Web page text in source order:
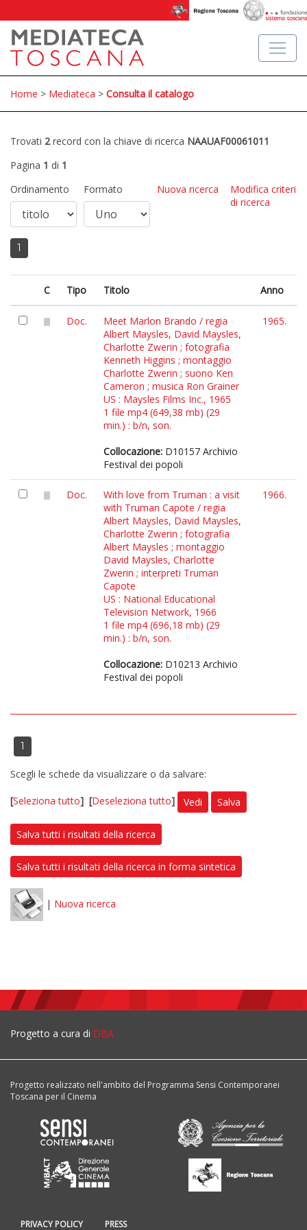
Home > Mediateca > Consulta il catalogo
Trovati 2record con la chiave di ricerca NAAUAF00061011
Pagina 1 di 1
Ordinamento
Formato Nuova ricerca
Modifica criteri
di ricerca
1
C Tipo Titolo Anno
Doc.
Meet Marlon Brando / regia
Albert Maysles, David Maysles,
Charlotte Zwerin ; fotografia
Kenneth Higgins ; montaggio
Charlotte Zwerin ; suono Ken
Cameron ; musica Ron Grainer
US : Maysles Films Inc., 1965
1 file mp4 (649,38 mb) (29
min.) : b/n, son.
Collocazione: D10157 Archivio
Festival dei popoli
1965.
Doc.
With love from Truman : a visit
with Truman Capote / regia
Albert Maysles, David Maysles,
Charlotte Zwerin ; fotografia
Albert Maysles ; montaggio
David Maysles, Charlotte
Zwerin ; interpreti Truman
Capote
US : National Educational
Television Network, 1966
1 file mp4 (696,18 mb) (29
min.) : b/n, son.
Collocazione: D10213 Archivio
Festival dei popoli
1966.
1
Scegli le schede da visualizzare o da salvare:
[Seleziona tutto] [Deseleziona tutto] Vedi Salva
Salva tutti i risultati della ricerca
Salva tutti i risultati della ricerca in forma sintetica
| Nuova ricerca
Progetto a cura di DBA
Progetto realizzato nell'ambito del Programma Sensi Contemporanei
Toscana per il Cinema
PRIVACY POLICY PRESS